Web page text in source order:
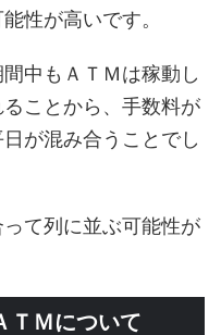
性が高いです。
中もＡＴＭは稼動し
ことから、手数料が
が混み合うことでし
て列に並ぶ可能性が
ＴＭについて